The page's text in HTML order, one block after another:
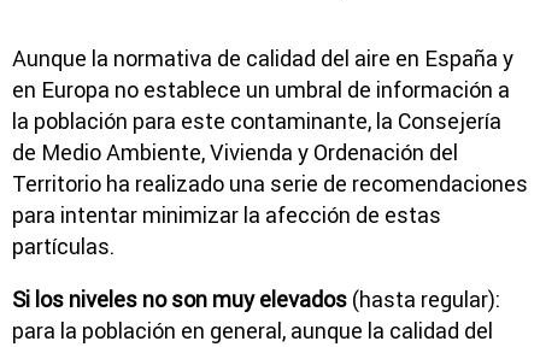
Aunque la normativa de calidad del aire en España y
en Europa no establece un umbral de información a
la población para este contaminante, la Consejería
de Medio Ambiente, Vivienda y Ordenación del
Territorio ha realizado una serie de recomendaciones
para intentar minimizar la afección de estas
partículas.
Si los niveles no son muy elevados (hasta regular):
para la población en general, aunque la calidad del